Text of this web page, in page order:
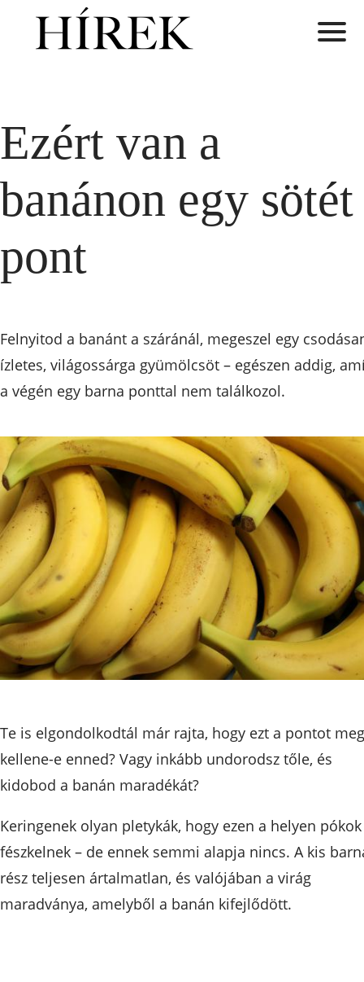
Ezért van a
banánon egy sötét
pont
Felnyitod a banánt a száránál, megeszel egy
ízletes, világossárga gyümölcsöt – egészen addig,
a végén egy barna ponttal nem találkozol.
Te is elgondolkodtál már rajta, hogy ezt a pontot meg
kellene-e enned? Vagy inkább undorodsz tőle, és
kidobod a banán maradékát?
Keringenek olyan pletykák, hogy ezen a helyen pókok
fészkelnek – de ennek semmi alapja nincs. A kis
rész teljesen ártalmatlan, és valójában a virág
maradványa, amelyből a banán kifejlődött.